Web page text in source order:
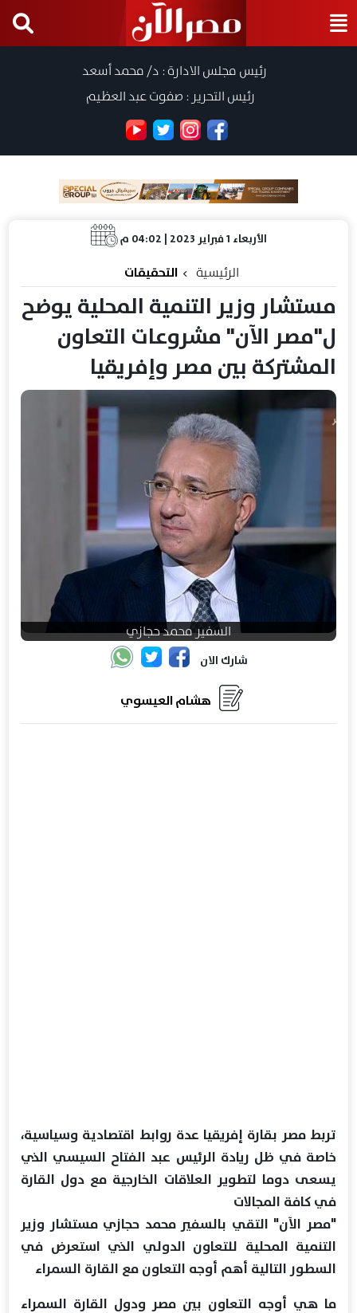
رئيس مجلس الادارة : د/ محمد أسعد
رئيس التحرير : صفوت عبد العظيم
الأربعاء 1 فبراير 2023 | 04:02 م
الرئيسية التحقيقات
مستشار وزير التنمية المحلية يوضح
ل"مصر الآن" مشروعات التعاون
المشتركة بين مصر وإفريقيا
السفير محمد حجازي
شارك الان
هشام العيسوي
تربط مصر بقارة إفريقيا عدة روابط اقتصادية وسياسية،
خاصة في ظل ريادة الرئيس عبد الفتاح السيسي الذي
يسعى دوما لتطوير العلاقات الخارجية مع دول القارة
في كافة المجالات
"مصر الآن" التقي بالسفير محمد حجازي مستشار وزير
التنمية المحلية للتعاون الدولي الذي استعرض في
السطور التالية أهم أوجه التعاون مع القارة السمراء
ما هي أوجه التعاون بين مصر ودول القارة السمراء